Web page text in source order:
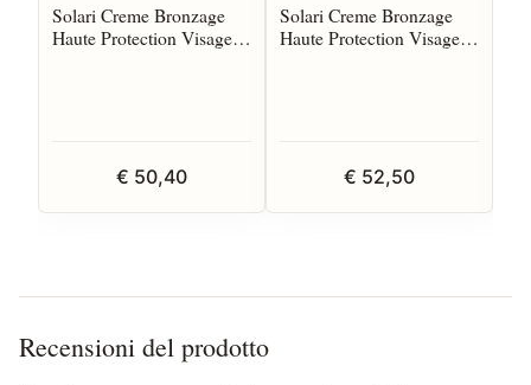
Solari Creme Bronzage
Haute Protection Visage
€ 50,40
Solari Creme Bronzage
Haute Protection Visage
€ 52,50
Recensioni del prodotto